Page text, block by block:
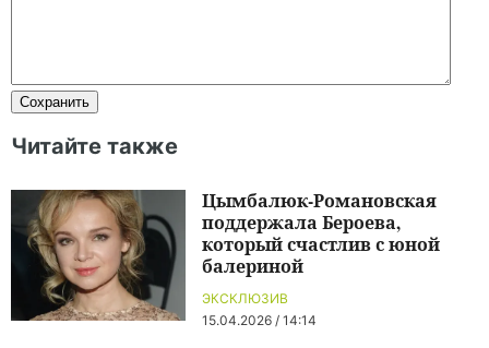
Читайте также
ЭКСКЛЮЗИВ
15.04.2026 / 14:14
Цымбалюк-Романовская
поддержала Бероева,
который счастлив с юной
балериной